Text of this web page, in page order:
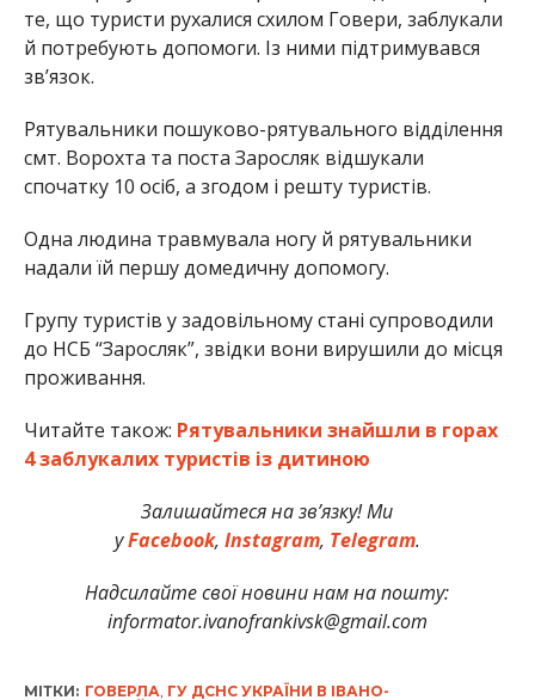
те, що туристи рухалися схилом Говери, заблукали
й потребують допомоги. Із ними підтримувався
зв’язок.
Рятувальники пошуково-рятувального відділення
смт. Ворохта та поста Заросляк відшукали
спочатку 10 осіб, а згодом і решту туристів.
Одна людина травмувала ногу й рятувальники
надали їй першу домедичну допомогу.
Групу туристів у задовільному стані супроводили
до НСБ “Заросляк”, звідки вони вирушили до місця
проживання.
Читайте також: Рятувальники знайшли в горах
4 заблукалих туристів із дитиною
Залишайтеся на зв’язку! Ми
уFacebook, Instagram, Telegram.
Надсилайте свої новини нам на пошту:
informator.ivanofrankivsk@gmail.com
МІТКИ: ГОВЕРЛА ГУ ДСНС УКРАЇНИ В ІВАНО-